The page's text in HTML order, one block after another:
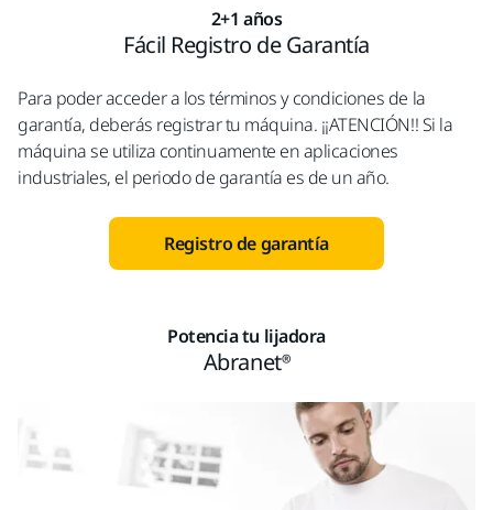
2+1 años
Fácil Registro de Garantía
Para poder acceder a los términos y condiciones de la
garantía, deberás registrar tu máquina. ¡¡ATENCIÓN!! Si la
máquina se utiliza continuamente en aplicaciones
industriales, el periodo de garantía es de un año.
Registro de garantía
Potencia tu lijadora
Abranet®